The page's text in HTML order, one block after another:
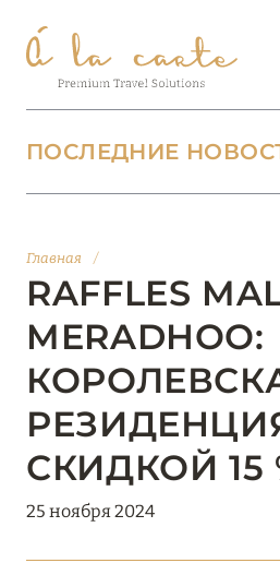
Главная /
RAFFLES
MERADHOO:
СКИДКОЙ 15
25 ноября 2024
ПОСЛЕДНИЕ
БУТИК-КУРОРТЫ
01 июня 2026
JUMEIRAH OLHAHALI
ОАЗИС ТЕПЛА И